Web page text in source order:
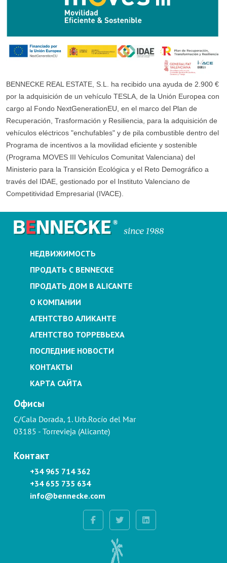
BENNECKE REAL ESTATE, S.L. ha recibido una ayuda de 2.900 €
por la adquisición de un vehículo TESLA, de la Unión Europea con
cargo al Fondo NextGenerationEU, en el marco del Plan de
Recuperación, Trasformación y Resiliencia, para la adquisición de
vehículos eléctricos "enchufables" y de pila combustible dentro del
Programa de incentivos a la movilidad eficiente y sostenible
(Programa MOVES III Vehículos Comunitat Valenciana) del
Ministerio para la Transición Ecológica y el Reto Demográfico a
través del IDAE, gestionado por el Instituto Valenciano de
Competitividad Empresarial (IVACE).
НЕДВИЖИМОСТЬ
ПРОДАТЬ С BENNECKE
ПРОДАТЬ ДОМ В ALICANTE
О КОМПАНИИ
АГЕНТСТВО АЛИКАНТЕ
АГЕНТСТВО ТОРРЕВЬЕХА
ПОСЛЕДНИЕ НОВОСТИ
КОНТАКТЫ
КАРТА САЙТА
Офисы
C/Cala Dorada, 1. Urb.Rocío del Mar
03185 - Torrevieja (Alicante)
Контакт
+34 965 714 362
+34 655 735 634
info@bennecke.com